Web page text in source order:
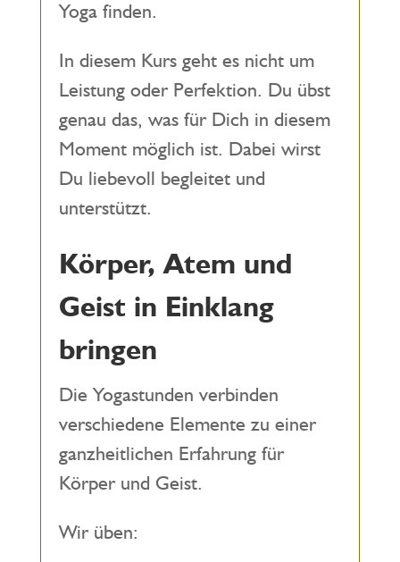
Yoga finden.
In diesem Kurs geht es nicht um
Leistung oder Perfektion. Du übst
genau das, was für Dich in diesem
Moment möglich ist. Dabei wirst
Du liebevoll begleitet und
unterstützt.
Körper, Atem und
Geist in Einklang
bringen
Die Yogastunden verbinden
verschiedene Elemente zu einer
ganzheitlichen Erfahrung für
Körper und Geist.
Wir üben: